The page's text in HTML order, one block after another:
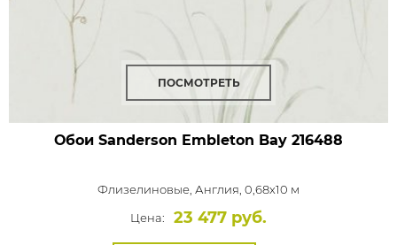
ПОСМОТРЕТЬ
Обои Sanderson Embleton Bay 216488
Флизелиновые, Англия, 0,68x10 м
Цена:
23 477 руб.